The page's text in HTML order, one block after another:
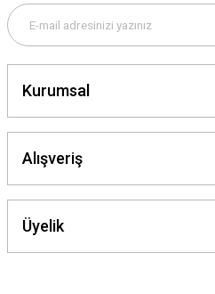
Kurumsal
Alışveriş
Üyelik